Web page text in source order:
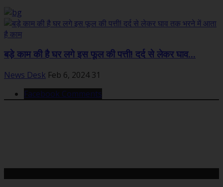
बड़े काम की है घर लगे इस फूल की पत्ती! दर्द से लेकर घाव...
News Desk Feb 6, 2024 31
Facebook Comments